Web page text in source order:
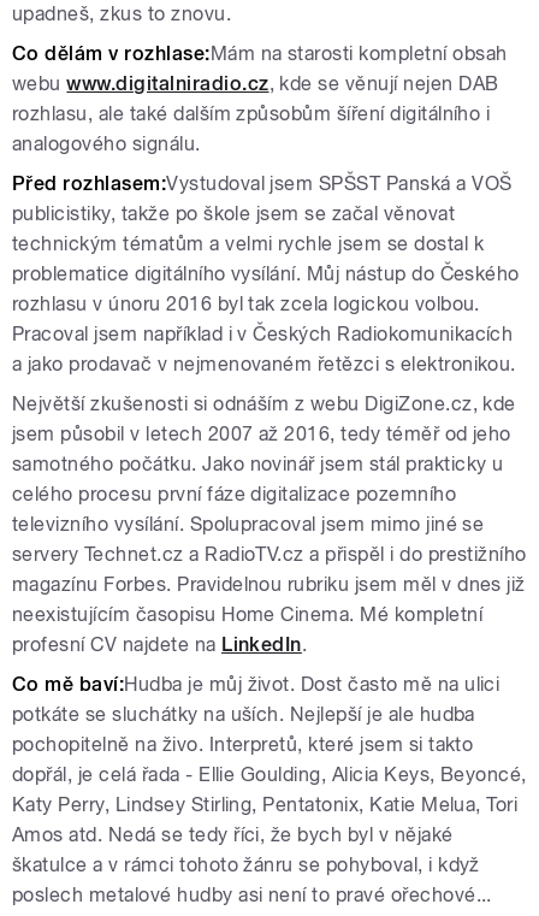
upadneš, zkus to znovu.
Co dělám v rozhlase:Mám na starosti kompletní obsah
webuwww.digitalniradio.cz, kde se věnují nejen DAB
rozhlasu, ale také dalším způsobům šíření digitálního i
analogového signálu.
Před rozhlasem:Vystudoval jsem SPŠST Panská a VOŠ
publicistiky, takže po škole jsem se začal věnovat
technickým tématům a velmi rychle jsem se dostal k
problematice digitálního vysílání. Můj nástup do Českého
rozhlasu v únoru 2016 byl tak zcela logickou volbou.
Pracoval jsem například i v Českých Radiokomunikacích
a jako prodavač v nejmenovaném řetězci s elektronikou.
Největší zkušenosti si odnáším z webu DigiZone.cz, kde
jsem působil v letech 2007 až 2016, tedy téměř od jeho
samotného počátku. Jako novinář jsem stál prakticky u
celého procesu první fáze digitalizace pozemního
televizního vysílání. Spolupracoval jsem mimo jiné se
servery Technet.cz a RadioTV.cz a přispěl i do prestižního
magazínu Forbes. Pravidelnou rubriku jsem měl v dnes již
neexistujícím časopisu Home Cinema. Mé kompletní
profesní CV najdete na LinkedIn.
Co mě baví:Hudba je můj život. Dost často mě na ulici
potkáte se sluchátky na uších. Nejlepší je ale hudba
pochopitelně na živo. Interpretů, které jsem si takto
dopřál, je celá řada - Ellie Goulding, Alicia Keys, Beyoncé,
Katy Perry, Lindsey Stirling, Pentatonix, Katie Melua, Tori
Amos atd. Nedá se tedy říci, že bych byl v nějaké
škatulce a v rámci tohoto žánru se pohyboval, i když
poslech metalové hudby asi není to pravé ořechové...